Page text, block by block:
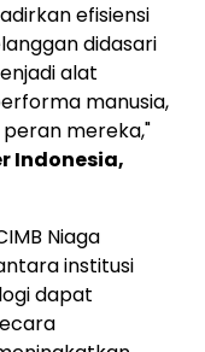
efisiensi
didasari
alat
manusia,
mereka,"
Indonesia,
Niaga
institusi
dapat